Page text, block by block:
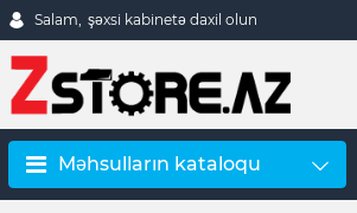
Salam, şəxsi kabinetə daxil olun
Məhsulların kataloqu